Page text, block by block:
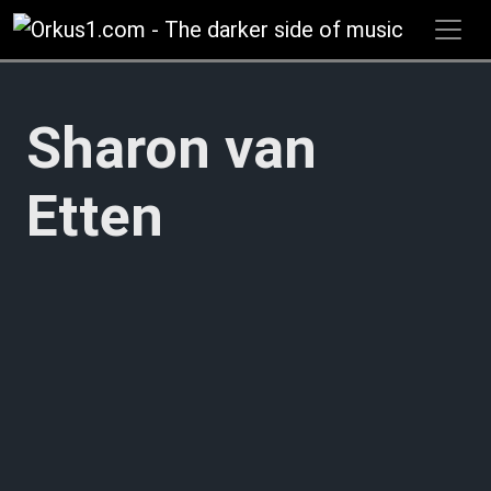
Zum
Inhalt
springen
Sharon van
Etten